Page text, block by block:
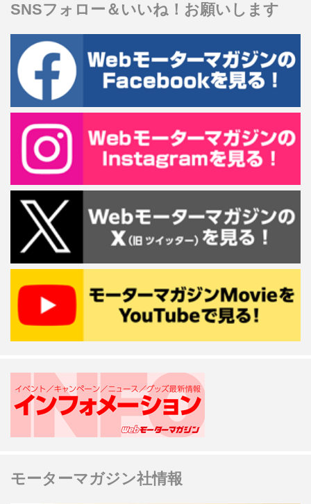
SNSフォロー＆いいね！お願いします
モーターマガジン社情報